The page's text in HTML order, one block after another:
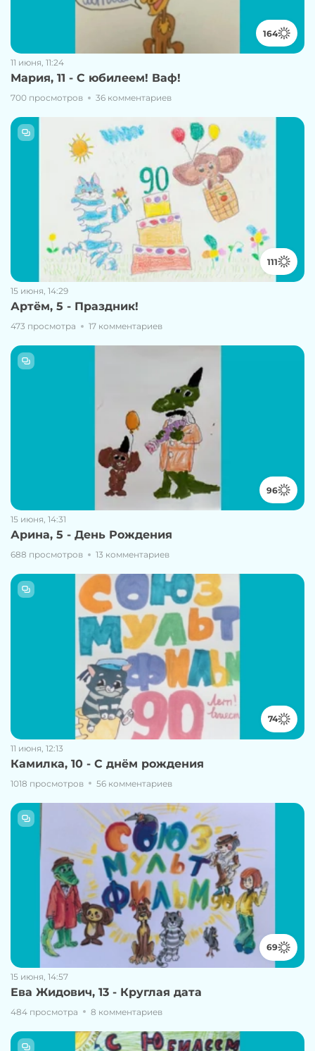
164
11 июня, 11:24
Мария, 11 - С юбилеем! Ваф!
700 просмотров 36 комментариев
111
15 июня, 14:29
Артём, 5 - Праздник!
473 просмотра 17 комментариев
96
15 июня, 14:31
Арина, 5 - День Рождения
688 просмотров 13 комментариев
74
11 июня, 12:13
Камилка, 10 - С днём рождения
1018 просмотров 56 комментариев
69
15 июня, 14:57
Ева Жидович, 13 - Круглая дата
484 просмотра 8 комментариев